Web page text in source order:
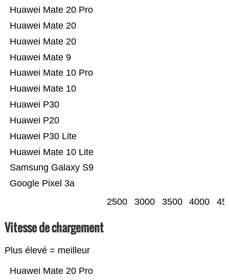
Google Pixel 3a
Samsung Galaxy S9
Huawei Mate 10 Lite
Huawei P30 Lite
Huawei P20
Huawei P30
Huawei Mate 10
Huawei Mate 10 Pro
Huawei Mate 9
Huawei Mate 20
Huawei Mate 20
Huawei Mate 20 Pro
2500 3000 3500 4000
Vitesse de chargement
Plus élevé = meilleur
Huawei Mate 20 Pro